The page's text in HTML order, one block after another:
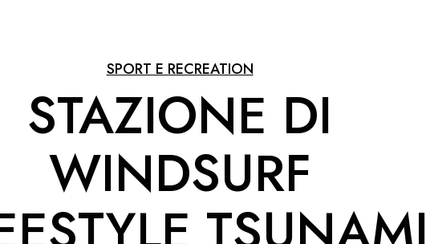
SPORT E RECREATION
STAZIONE DI
WINDSURF